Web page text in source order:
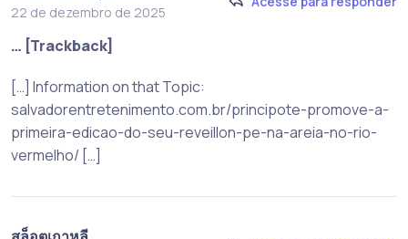
22 de dezembro de 2025
… [Trackback]
[…] Information on that Topic:
salvadorentretenimento.com.br/principote-promove-a-
primeira-edicao-do-seu-reveillon-pe-na-areia-no-rio-
vermelho/ […]